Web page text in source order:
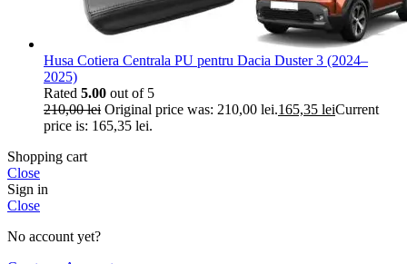
Husa Cotiera Centrala PU pentru Dacia Duster 3 (2024–
2025)
Rated 5.00 out of 5
210,00lei Original price was: 210,00 lei.165,35 leiCurrent
price is: 165,35 lei.
Shopping cart
Close
Sign in
Close
No account yet?